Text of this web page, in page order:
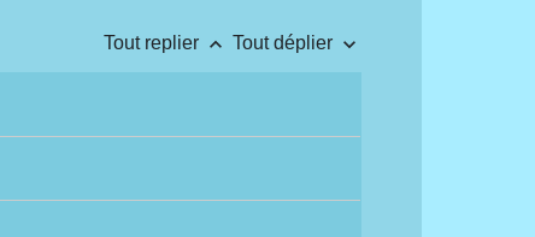
Tout replier keyboard_arrow_up Tout déplier keyboard_arrow_down